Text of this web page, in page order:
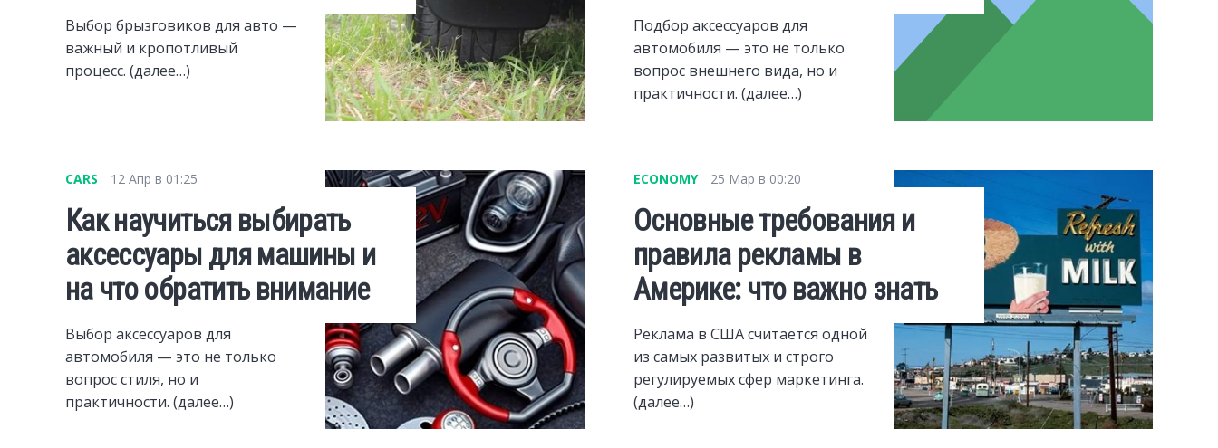
Выбор брызговиков для авто —
важный и кропотливый
процесс. (далее…)
Подбор аксессуаров для
автомобиля — это не только
вопрос внешнего вида, но и
практичности. (далее…)
CARS 12 Апр в 01:25
Как научиться выбирать
аксессуары для машины и
на что обратить внимание
Выбор аксессуаров для
автомобиля — это не только
вопрос стиля, но и
практичности. (далее…)
ECONOMY 25 Мар в 00:20
Основные требования и
правила рекламы в
Америке: что важно знать
Реклама в США считается одной
из самых развитых и строго
регулируемых сфер маркетинга.
(далее…)